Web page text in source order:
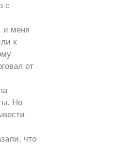
с
и меня
к
от
Но
что